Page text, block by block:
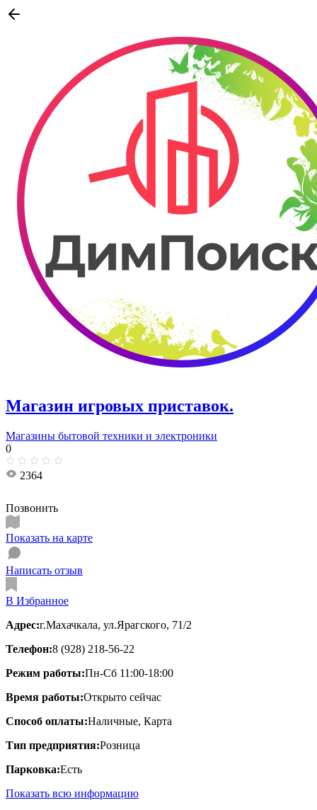
Магазин игровых приставок.
Магазины бытовой техники и электроники
0
2364
Позвонить
Показать на карте
Написать отзыв
В Избранное
Адрес:г.Махачкала, ул.Ярагского, 71/2
Телефон:8 (928) 218-56-22
Режим работы:Пн-Сб 11:00-18:00
Время работы:Открыто сейчас
Способ оплаты:Наличные, Карта
Тип предприятия:Розница
Парковка:Есть
Показать всю информацию